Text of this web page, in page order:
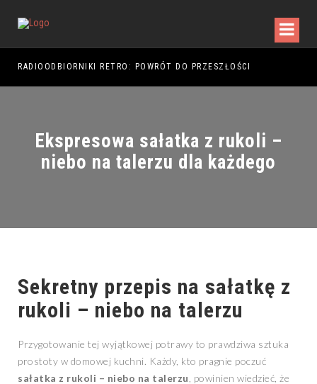
RADIOODBIORNIKI RETRO: POWRÓT DO PRZESZŁOŚCI
Ekspresowa sałatka z rukoli –
niebo na talerzu dla każdego
Sekretny przepis na sałatkę z
rukoli – niebo na talerzu
Przygotowanie tej wyjątkowej potrawy to prawdziwa sztuka
prostoty w domowej kuchni. Każdy, kto pragnie poczuć
sałatka z rukoli – niebo na talerzu , powinien wiedzieć, że